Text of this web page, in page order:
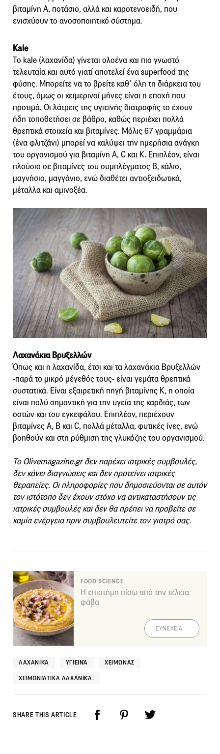
βιταμίνη Α, ποτάσιο, αλλά και καροτενοειδή, που
ενισχύουν το ανοσοποιητικό σύστημα.
Κale
Το kale (λαχανίδα) γίνεται ολοένα και πιο γνωστό
τελευταία και αυτό γιατί αποτελεί ένα superfood της
φύσης. Μπορείτε να το βρείτε καθ’ όλη τη διάρκεια του
έτους, όμως οι χειμερινοί μήνες είναι η εποχή που
προτιμά. Οι λάτρεις της υγιεινής διατροφής το έχουν
ήδη τοποθετήσει σε βάθρο, καθώς περιέχει πολλά
θρεπτικά στοιχεία και βιταμίνες. Μόλις 67 γραμμάρια
(ένα φλιτζάνι) μπορεί να καλύψει την ημερήσια ανάγκη
του οργανισμού για βιταμίνη Α, C και Κ. Επιπλέον, είναι
πλούσιο σε βιταμίνες του συμπλέγματος Β, κάλιο,
μαγνήσιο, μαγγάνιο, ενώ διαθέτει αντιοξειδωτικά,
μέταλλα και αμινοξέα.
Λαχανάκια Βρυξελλών
Όπως και η λαχανίδα, έτσι και τα λαχανάκια Βρυξελλών
-παρά το μικρό μέγεθός τους- είναι γεμάτα θρεπτικά
συστατικά. Είναι εξαιρετική πηγή βιταμίνης Κ, η οποία
είναι πολύ σημαντική για την υγεία της καρδιάς, των
οστών και του εγκεφάλου. Επιπλέον, περιέχουν
βιταμίνες Α, Β και C, πολλά μέταλλα, φυτικές ίνες, ενώ
βοηθούν και στη ρύθμιση της γλυκόζης του οργανισμού.
Το Olivemagazine.gr δεν παρέχει ιατρικές συμβουλές,
δεν κάνει διαγνώσεις και δεν προτείνει ιατρικές
θεραπείες. Οι πληροφορίες που δημοσιεύονται σε αυτόν
τον ιστότοπο δεν έχουν στόχο να αντικαταστήσουν τις
ιατρικές συμβουλές και δεν θα πρέπει να προβείτε σε
καμία ενέργεια πριν συμβουλευτείτε τον γιατρό σας.
FOOD SCIENCE
Η επιστήμη πίσω από την τέλεια
φάβα
ΣΥΝΕΧΕΙΑ
ΛΑΧΑΝΙΚΆ ΥΓΙΕΙΝΆ ΧΕΙΜΏΝΑΣ
ΧΕΙΜΩΝΙΆΤΙΚΑ ΛΑΧΑΝΙΚΆ.
SHARE THIS ARTICLE